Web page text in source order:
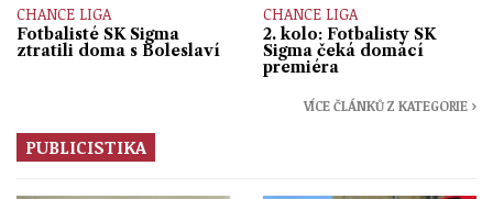
CHANCE LIGA
Fotbalisté SK Sigma
ztratili doma s Boleslaví
CHANCE LIGA
2. kolo: Fotbalisty SK
Sigma čeká domácí
premiéra
VÍCE ČLÁNKŮ Z KATEGORIE ›
PUBLICISTIKA